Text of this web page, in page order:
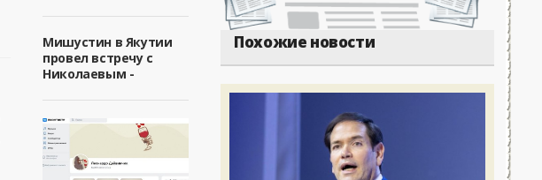
Мишустин в Якутии
провел встречу с
Николаевым -
Похожие новости